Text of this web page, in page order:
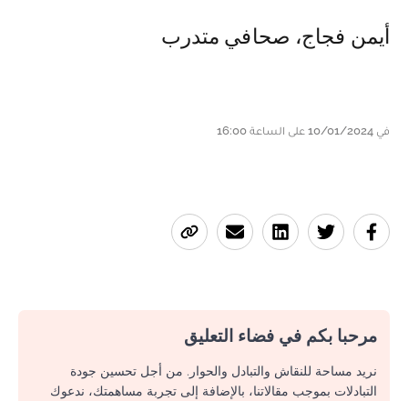
أيمن فجاج، صحافي متدرب
في 10/01/2024 على الساعة 16:00
مرحبا بكم في فضاء التعليق
نريد مساحة للنقاش والتبادل والحوار. من أجل تحسين جودة
التبادلات بموجب مقالاتنا، بالإضافة إلى تجربة مساهمتك، ندعوك